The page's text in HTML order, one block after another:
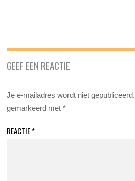
GEEF EEN REACTIE
Je e-mailadres wordt niet gepubliceerd.
gemarkeerd met*
REACTIE*